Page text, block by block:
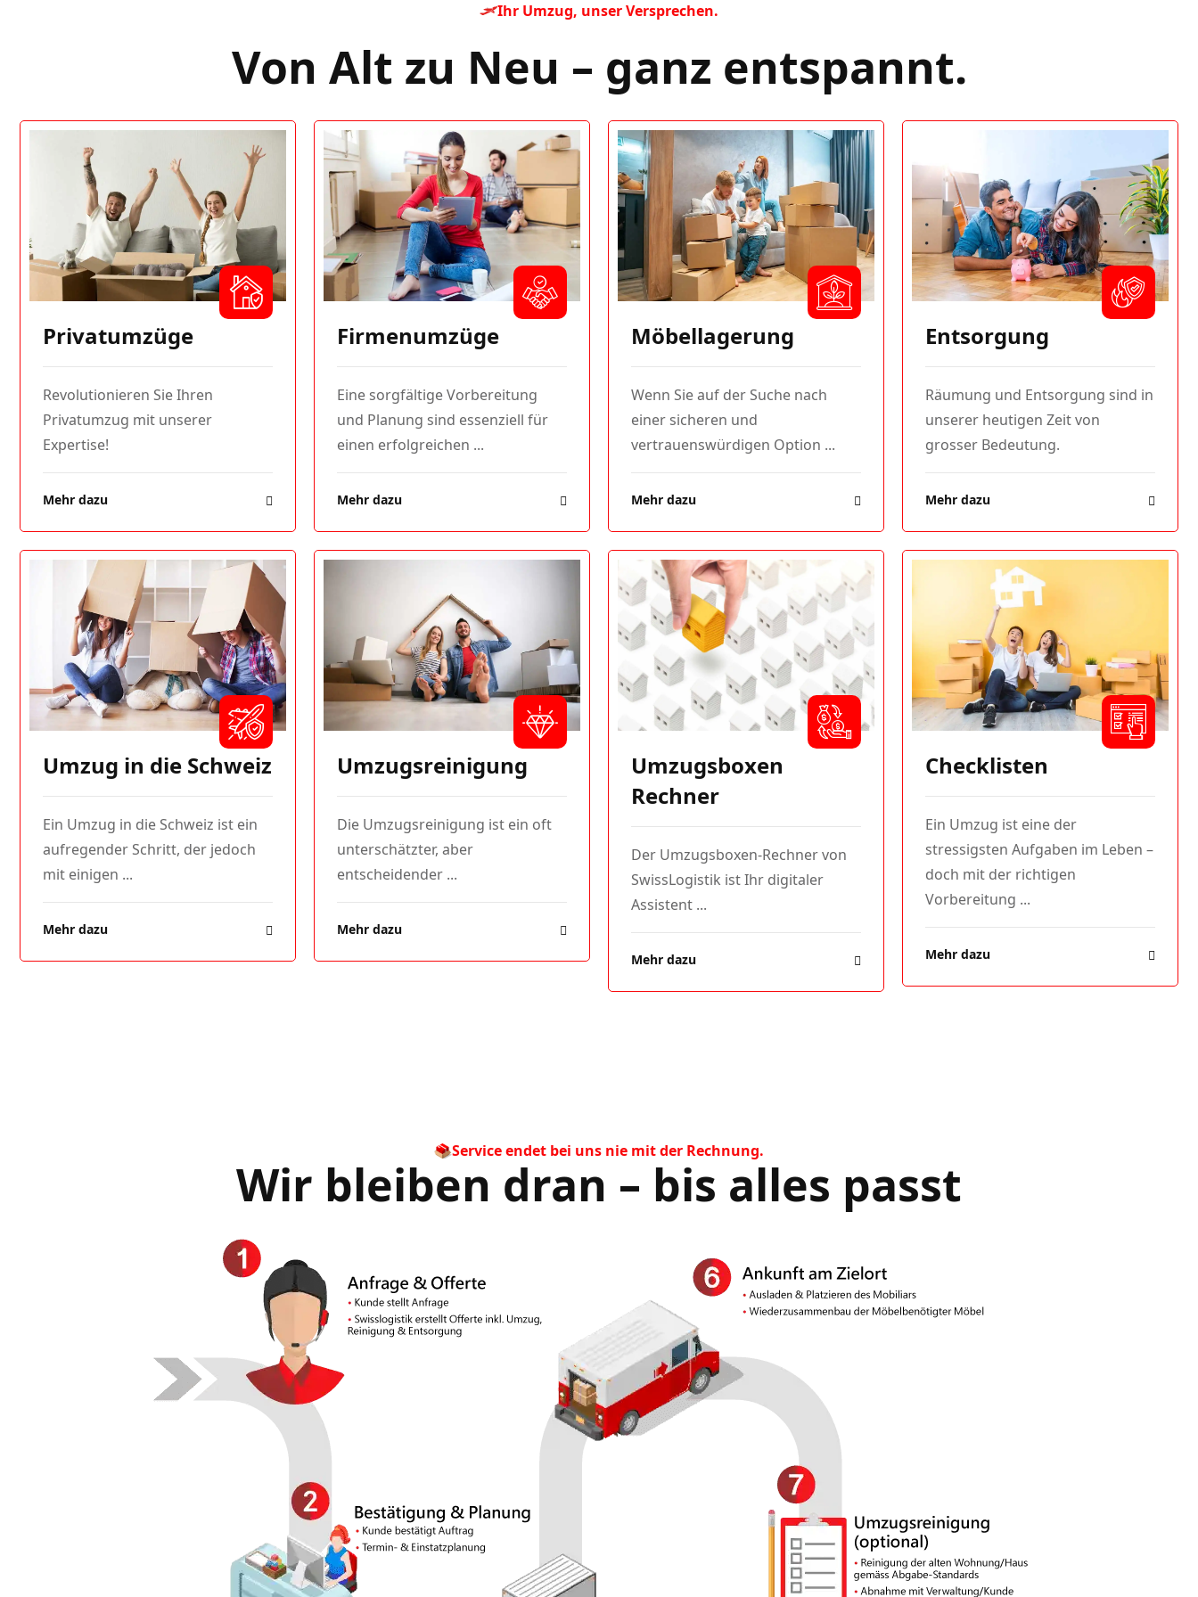
Ihr Umzug, unser Versprechen.
Von Alt zu Neu – ganz entspannt.
Privatumzüge
Revolutionieren Sie Ihren
Privatumzug mit unserer
Expertise!
Mehr dazu
Firmenumzüge
Eine sorgfältige Vorbereitung
und Planung sind essenziell für
einen erfolgreichen ...
Mehr dazu
Möbellagerung
Wenn Sie auf der Suche nach
einer sicheren und
vertrauenswürdigen Option ...
Mehr dazu
Entsorgung
Räumung und Entsorgung sind in
unserer heutigen Zeit von
grosser Bedeutung.
Mehr dazu
Umzug in die Schweiz
Ein Umzug in die Schweiz ist ein
aufregender Schritt, der jedoch
mit einigen ...
Mehr dazu
Umzugsreinigung
Die Umzugsreinigung ist ein oft
unterschätzter, aber
entscheidender ...
Mehr dazu
Umzugsboxen
Rechner
Der Umzugsboxen-Rechner von
SwissLogistik ist Ihr digitaler
Assistent ...
Mehr dazu
Checklisten
Ein Umzug ist eine der
stressigsten Aufgaben im Leben –
doch mit der richtigen
Vorbereitung ...
Mehr dazu
Service endet bei uns nie mit der Rechnung.
Wir bleiben dran – bis alles passt